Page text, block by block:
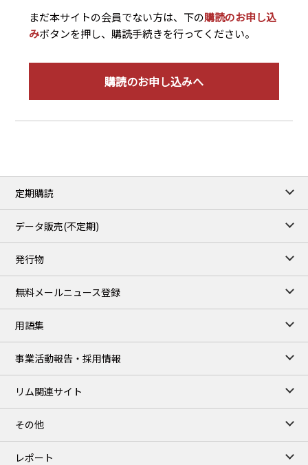
まだ本サイトの会員でない方は、下の購読のお申し込
みボタンを押し、購読手続きを行ってください。
購読のお申し込みへ
定期購読
データ販売(不定期)
発行物
無料メールニュース登録
用語集
事業活動報告・採用情報
リム関連サイト
その他
レポート